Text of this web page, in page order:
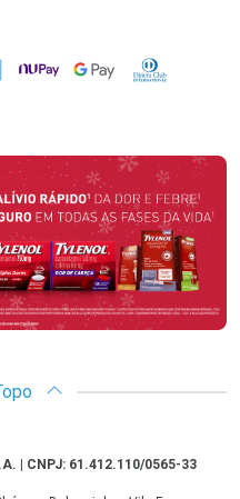
NuPay Google PayDiners Club
| CNPJ: 61.412.110/0565-33